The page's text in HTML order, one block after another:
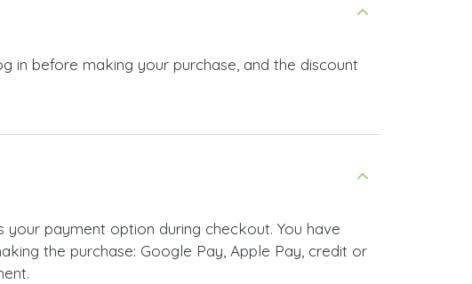
in before making your purchase, and the discount
payment option during checkout. You have
the purchase: Google Pay, Apple Pay, credit or